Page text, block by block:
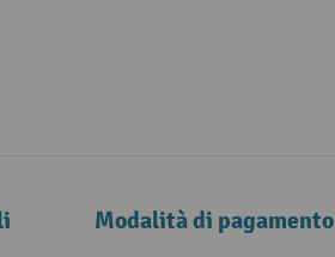
Modalità di pagamento